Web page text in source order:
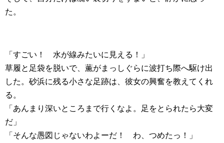
た。
「すごい！ 水が線みたいに見える！」
草履と足袋を脱いで、薫がまっしぐらに波打ち際へ駆け出
した。砂浜に残る小さな足跡は、彼女の興奮を教えてくれ
る。
「あんまり深いところまで行くなよ。足をとられたら大変
だ」
「そんな愚図じゃないわよーだ！ わ、つめたっ！」